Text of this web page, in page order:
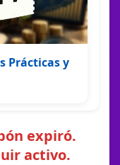
Prácticas y
expiró.
activo.